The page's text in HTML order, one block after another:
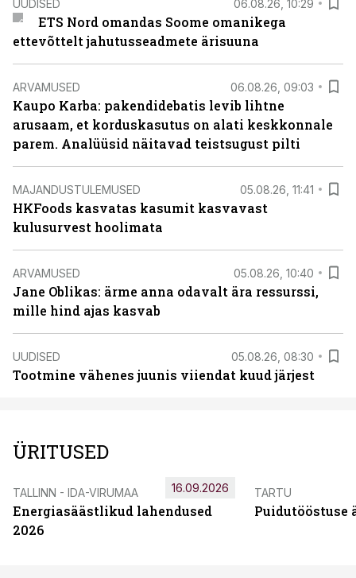
UUDISED 06.08.26, 10:29
ETS Nord omandas Soome omanikega
ettevõttelt jahutusseadmete ärisuuna
ARVAMUSED 06.08.26, 09:03
Kaupo Karba: pakendidebatis levib lihtne
arusaam, et korduskasutus on alati keskkonnale
parem. Analüüsid näitavad teistsugust pilti
MAJANDUSTULEMUSED 05.08.26, 11:41
HKFoods kasvatas kasumit kasvavast
kulusurvest hoolimata
ARVAMUSED 05.08.26, 10:40
Jane Oblikas: ärme anna odavalt ära ressurssi,
mille hind ajas kasvab
UUDISED 05.08.26, 08:30
Tootmine vähenes juunis viiendat kuud järjest
ÜRITUSED
TALLINN - IDA-VIRUMAA
Energiasäästlikud lahendused
2026
16.09.2026 TARTU
Puidutööstuse